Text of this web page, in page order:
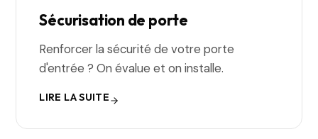
Sécurisation de porte
Renforcer la sécurité de votre porte
d'entrée ? On évalue et on installe.
LIRE LA SUITE